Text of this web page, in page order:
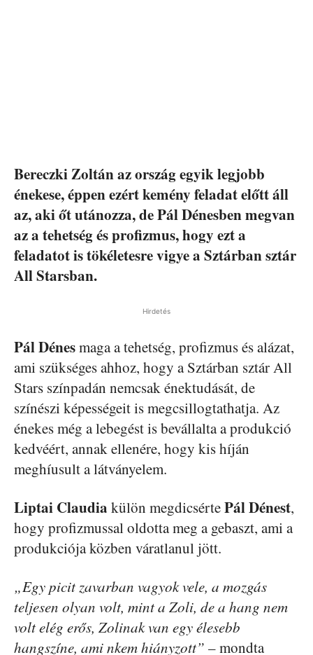
Bereczki Zoltán az ország egyik legjobb
énekese, éppen ezért kemény feladat előtt áll
az, aki őt utánozza, de Pál Dénesben megvan
az a tehetség és profizmus, hogy ezt a
feladatot is tökéletesre vigye a Sztárban sztár
All Starsban.
Hirdetés
Pál Dénesmaga a tehetség, profizmus és alázat,
ami szükséges ahhoz, hogy a Sztárban sztár All
Stars színpadán nemcsak énektudását, de
színészi képességeit is megcsillogtathatja. Az
énekes még a lebegést is bevállalta a produkció
kedvéért, annak ellenére, hogy kis híján
meghíusult a látványelem.
Liptai Claudia külön megdicsértePál Dénest,
hogy profizmussal oldotta meg a gebaszt, ami a
produkciója közben váratlanul jött.
„Egy picit zavarban vagyok vele, a mozgás
teljesen olyan volt, mint a Zoli, de a hang nem
volt elég erős, Zolinak van egy élesebb
hangszíne, ami nkem hiányzott” – mondta